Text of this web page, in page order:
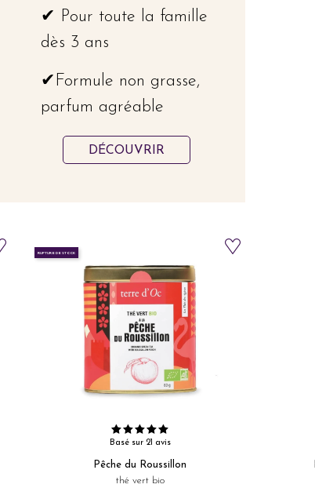
✔ Pour toute la famille
dès 3 ans
✔Formule non grasse,
parfum agréable
DÉCOUVRIR
RUPTURE DE STOCK
Basé sur 21 avis
Pêche du Roussillon
thé vert bio